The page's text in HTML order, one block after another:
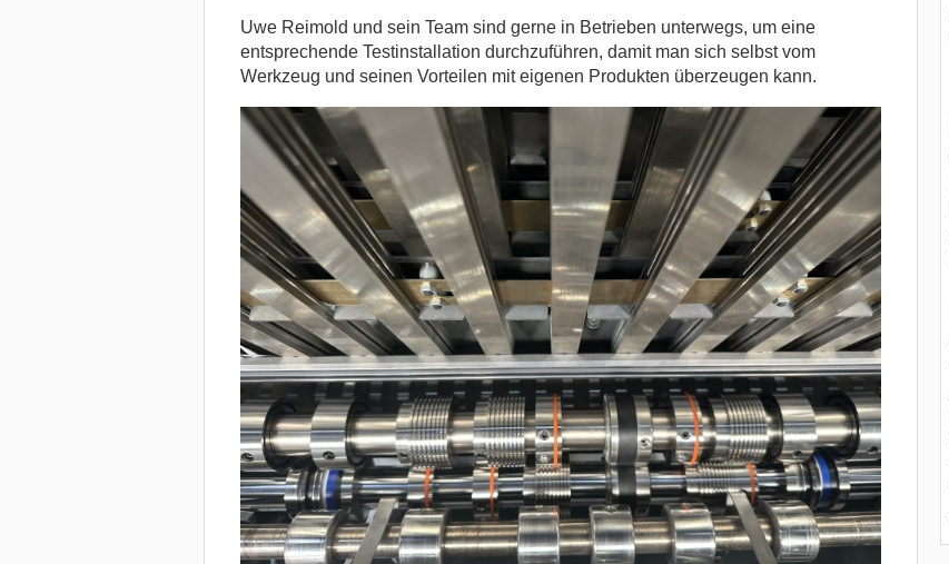
Uwe Reimold und sein Team sind gerne in Betrieben unterwegs, um eine
entsprechende Testinstallation durchzuführen, damit man sich selbst vom
Werkzeug und seinen Vorteilen mit eigenen Produkten überzeugen kann.